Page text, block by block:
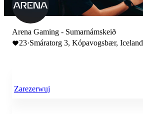
Arena Gaming - Sumarnámskeið
23·Smáratorg 3, Kópavogsbær, Iceland
Zarezerwuj